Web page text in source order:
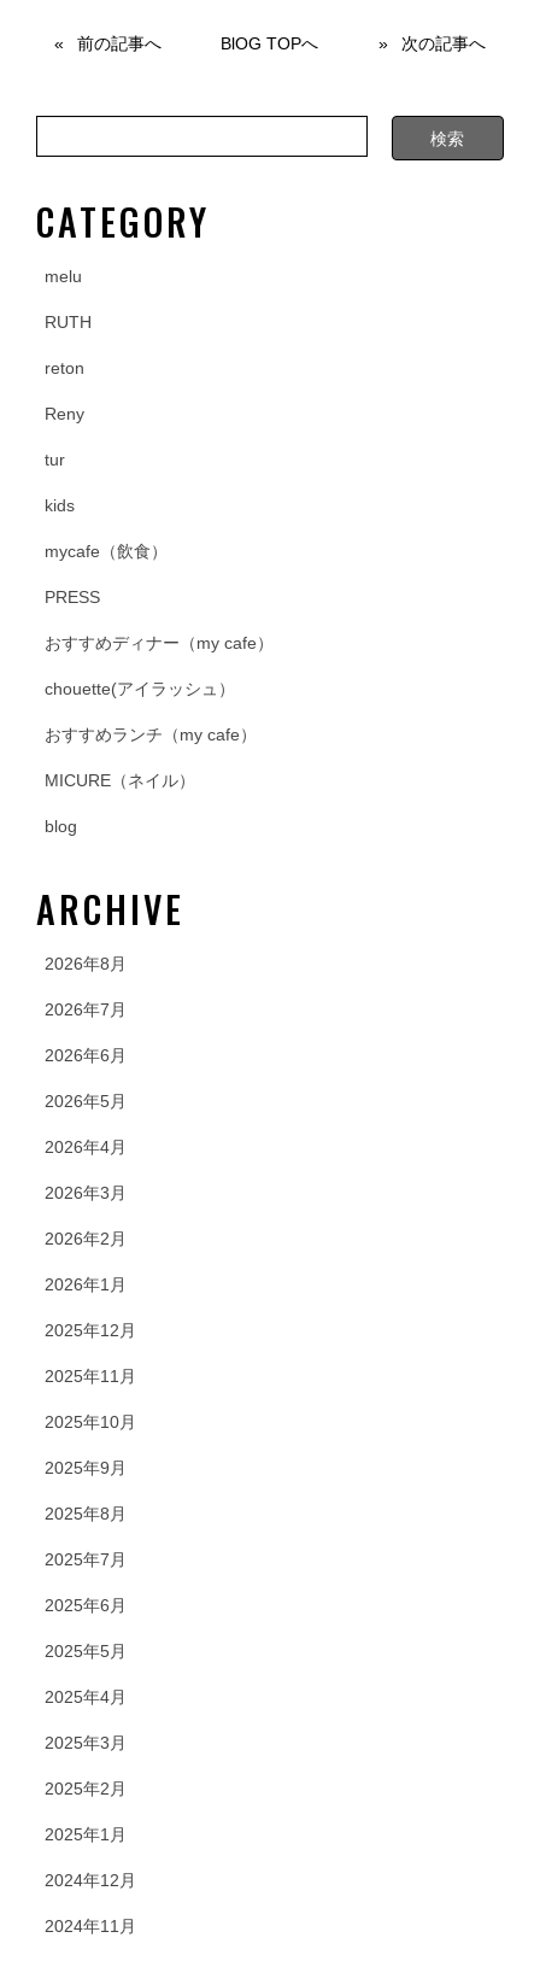
e
o
o
k
er
前の記事へ BlOG TOPへ 次の記事へ
CATEGORY
melu
RUTH
reton
Reny
tur
kids
mycafe（飲食）
PRESS
おすすめディナー（my cafe）
chouette(アイラッシュ）
おすすめランチ（my cafe）
MICURE（ネイル）
blog
ARCHIVE
2026年8月
2026年7月
2026年6月
2026年5月
2026年4月
2026年3月
2026年2月
2026年1月
2025年12月
2025年11月
2025年10月
2025年9月
2025年8月
2025年7月
2025年6月
2025年5月
2025年4月
2025年3月
2025年2月
2025年1月
2024年12月
2024年11月